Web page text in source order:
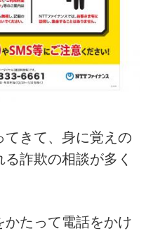
てきて、身に覚えの
詐欺の相談が多く
たって電話をかけ